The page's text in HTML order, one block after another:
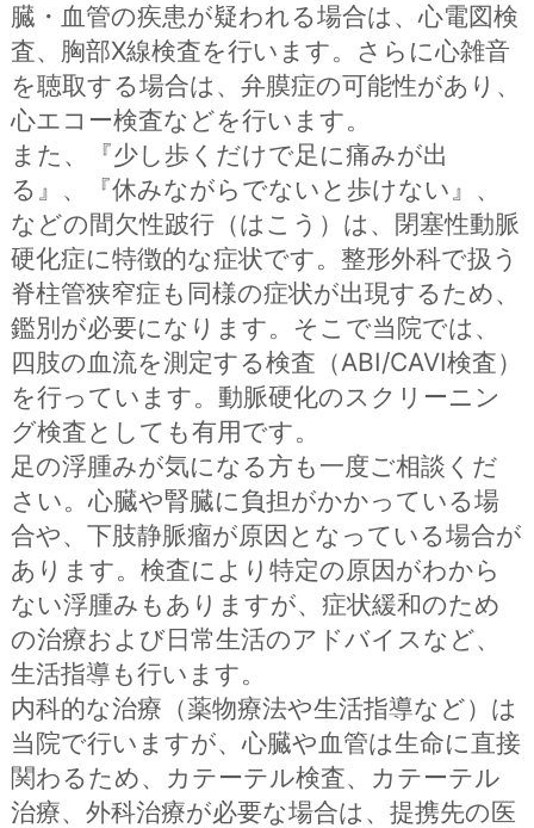
臓・血管の疾患が疑われる場合は、心電図検
査、胸部X線検査を行います。さらに心雑音
を聴取する場合は、弁膜症の可能性があり、
心エコー検査などを行います。
また、『少し歩くだけで足に痛みが出
る』、『休みながらでないと歩けない』、
などの間欠性跛行（はこう）は、閉塞性動脈
硬化症に特徴的な症状です。整形外科で扱う
脊柱管狭窄症も同様の症状が出現するため、
鑑別が必要になります。そこで当院では、
四肢の血流を測定する検査（ABI/CAVI検査）
を行っています。動脈硬化のスクリーニン
グ検査としても有用です。
足の浮腫みが気になる方も一度ご相談くだ
さい。心臓や腎臓に負担がかかっている場
合や、下肢静脈瘤が原因となっている場合が
あります。検査により特定の原因がわから
ない浮腫みもありますが、症状緩和のため
の治療および日常生活のアドバイスなど、
生活指導も行います。
内科的な治療（薬物療法や生活指導など）は
当院で行いますが、心臓や血管は生命に直接
関わるため、カテーテル検査、カテーテル
治療、外科治療が必要な場合は、提携先の医